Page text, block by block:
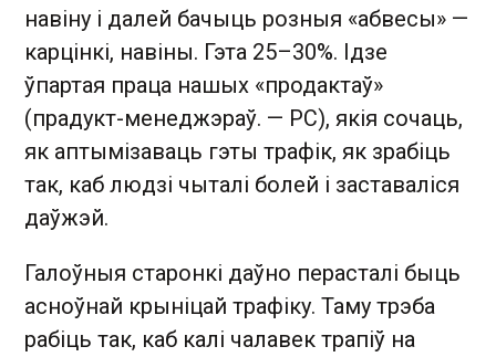
навіну і далей бачыць розныя «абвесы» —
карцінкі, навіны. Гэта 25–30%. Ідзе
ўпартая праца нашых «продактаў»
(прадукт-менеджэраў. — РС), якія сочаць,
як аптымізаваць гэты трафік, як зрабіць
так, каб людзі чыталі болей і заставаліся
даўжэй.
Галоўныя старонкі даўно перасталі быць
асноўнай крыніцай трафіку. Таму трэба
рабіць так, каб калі чалавек трапіў на